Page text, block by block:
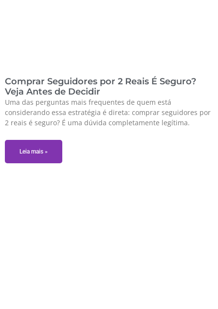
Comprar Seguidores por 2 Reais É Seguro?
Veja Antes de Decidir
Uma das perguntas mais frequentes de quem está
considerando essa estratégia é direta: comprar seguidores por
2 reais é seguro? É uma dúvida completamente legítima.
Leia mais »